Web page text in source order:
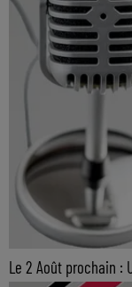
Le 2 Août prochain :